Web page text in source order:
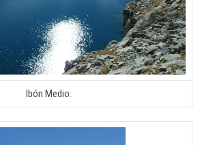
Ibón Medio.